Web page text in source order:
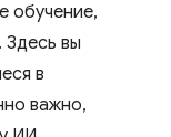
обучение,
Здесь вы
в
важно,